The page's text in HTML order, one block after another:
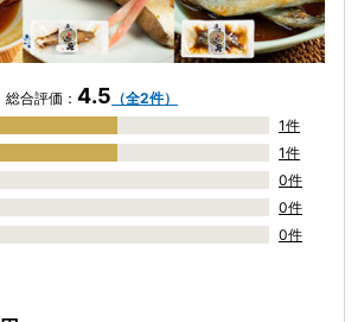
総合評価： 4.5 （全2件）
1件
1件
0件
0件
0件